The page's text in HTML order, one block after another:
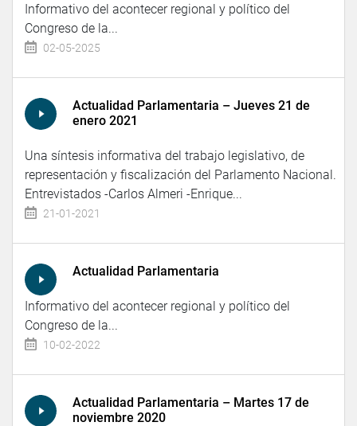
Informativo del acontecer regional y político del
Congreso de la...
02-05-2025
Actualidad Parlamentaria – Jueves 21 de
enero 2021
Una síntesis informativa del trabajo legislativo, de
representación y fiscalización del Parlamento Nacional.
Entrevistados -Carlos Almeri -Enrique...
21-01-2021
Actualidad Parlamentaria
Informativo del acontecer regional y político del
Congreso de la...
10-02-2022
Actualidad Parlamentaria – Martes 17 de
noviembre 2020